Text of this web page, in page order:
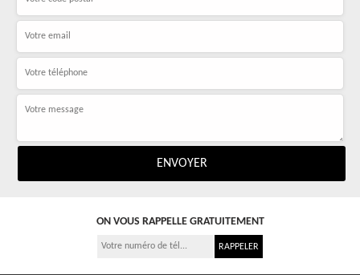
ON VOUS RAPPELLE GRATUITEMENT